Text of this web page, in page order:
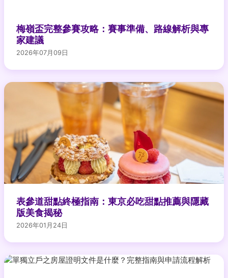
梅嶺盃完整參賽攻略：賽事準備、路線解析與專
家建議
2026年07月09日
表參道甜點終極指南：東京必吃甜點推薦與隱藏
版美食揭秘
2026年01月24日